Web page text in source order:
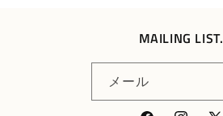
MAILING LIST.
メール